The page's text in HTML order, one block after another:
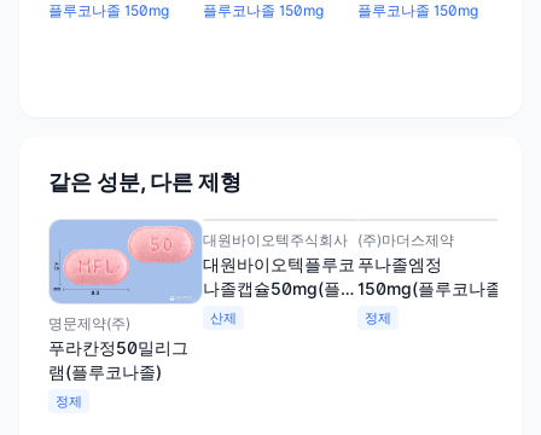
플루코나졸 150mg 플루코나졸 150mg 플루코나졸 150mg
같은 성분, 다른 제형
명문제약(주)
푸라칸정50밀리그
램(플루코나졸)
정제
대원바이오텍주식회사
대원바이오텍플루코
나졸캡슐50mg(플루
코나졸)
산제
(주)마더스제약
푸나졸엠정
150mg(플루코나졸)
정제